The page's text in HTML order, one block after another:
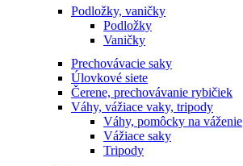
Podložky, vaničky
Podložky
Vaničky
Prechovávacie saky
Úlovkové siete
Čerene, prechovávanie rybičiek
Váhy, vážiace vaky, tripody
Váhy, pomôcky na váženie
Vážiace saky
Tripody